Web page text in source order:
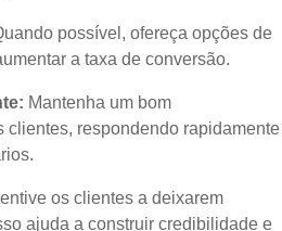
possível, ofereça opções de
a taxa de conversão.
Mantenha um bom
clientes, respondendo rapidamente
os clientes a deixarem
ajuda a construir credibilidade e